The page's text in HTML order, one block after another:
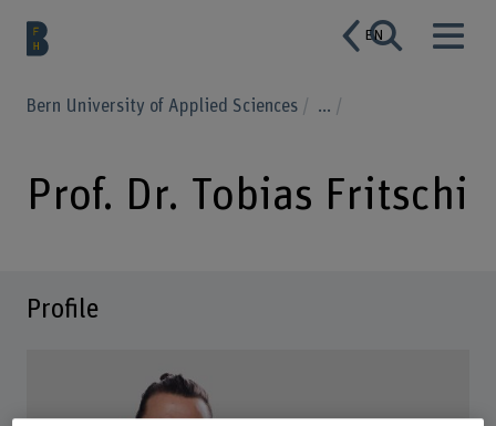
EN
Bern University of Applied Sciences ...
Prof. Dr. Tobias Fritschi
Profile